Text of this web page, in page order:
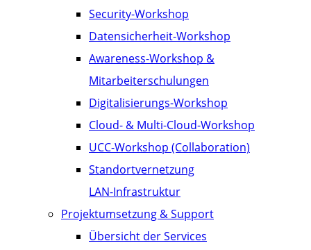
Security-Workshop
Datensicherheit-Workshop
Awareness-Workshop &
Mitarbeiterschulungen
Digitalisierungs-Workshop
Cloud- & Multi-Cloud-Workshop
UCC-Workshop (Collaboration)
Standortvernetzung
LAN-Infrastruktur
Projektumsetzung & Support
Übersicht der Services